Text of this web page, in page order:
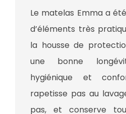
Le matelas Emma a
d’éléments très
la housse de
une bonne
hygiénique et
rapetisse pas au
pas, et conserve